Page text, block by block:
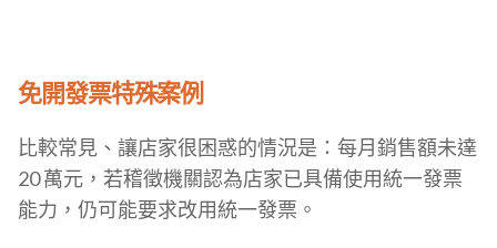
免開發票特殊案例
比較常見、讓店家很困惑的情況是：每月銷售額未達
20 萬元，若稽徵機關認為店家已具備使用統一發票
能力，仍可能要求改用統一發票。